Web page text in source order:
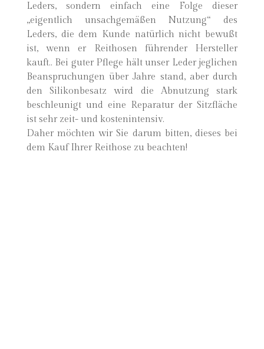
Leders, sondern einfach eine Folge dieser
„eigentlich unsachgemäßen Nutzung“ des
Leders, die dem Kunde natürlich nicht bewußt
ist, wenn er Reithosen führender Hersteller
kauft.. Bei guter Pflege hält unser Leder jeglichen
Beanspruchungen über Jahre stand, aber durch
den Silikonbesatz wird die Abnutzung stark
beschleunigt und eine Reparatur der Sitzfläche
ist sehr zeit- und kostenintensiv.
Daher möchten wir Sie darum bitten, dieses bei
dem Kauf Ihrer Reithose zu beachten!